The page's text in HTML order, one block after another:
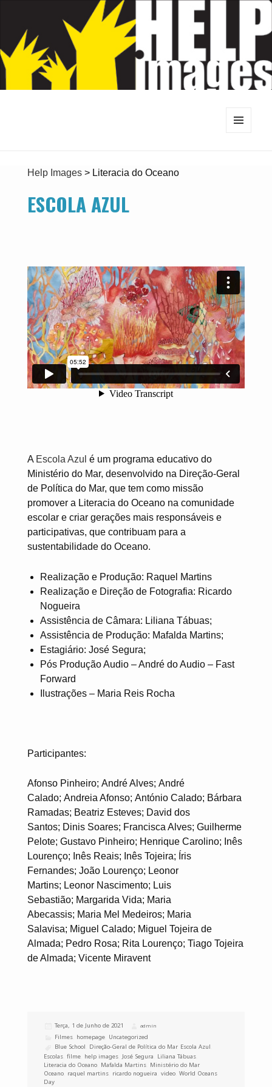
Help Images> Literacia do Oceano
ESCOLA AZUL
A Escola Azul é um programa educativo do
Ministério do Mar, desenvolvido na Direção-Geral
de Política do Mar, que tem como missão
promover a Literacia do Oceano na comunidade
escolar e criar gerações mais responsáveis e
participativas, que contribuam para a
sustentabilidade do Oceano.
Realização e Produção: Raquel Martins
Realização e Direção de Fotografia: Ricardo
Nogueira
Assistência de Câmara: Liliana Tábuas;
Assistência de Produção: Mafalda Martins;
Estagiário: José Segura;
Pós Produção Audio – André do Audio – Fast
Forward
Ilustrações – Maria Reis Rocha
Participantes:
Afonso Pinheiro; André Alves; André
Calado; Andreia Afonso; António Calado; Bárbara
Ramadas; Beatriz Esteves; David dos
Santos; Dinis Soares; Francisca Alves; Guilherme
Pelote; Gustavo Pinheiro; Henrique Carolino; Inês
Lourenço; Inês Reais; Inês Tojeira; Íris
Fernandes; João Lourenço; Leonor
Martins; Leonor Nascimento; Luis
Sebastião; Margarida Vida; Maria
Abecassis; Maria Mel Medeiros; Maria
Salavisa; Miguel Calado; Miguel Tojeira de
Almada; Pedro Rosa; Rita Lourenço; Tiago Tojeira
de Almada; Vicente Miravent
Publicado
Terça, 1 de Junho de 2021 Autor
admin
Categorias
Filmes homepage Uncategorized
Etiquetas
Blue School Direção-Geral de Política do Mar, Escola Azul
Escolas ,filme help images José Segura Liliana Tábuas
Literacia do Oceano Mafalda Martins Ministério do Mar,
Oceano raquel martins ricardo nogueira ,video ,World Oceans
Day